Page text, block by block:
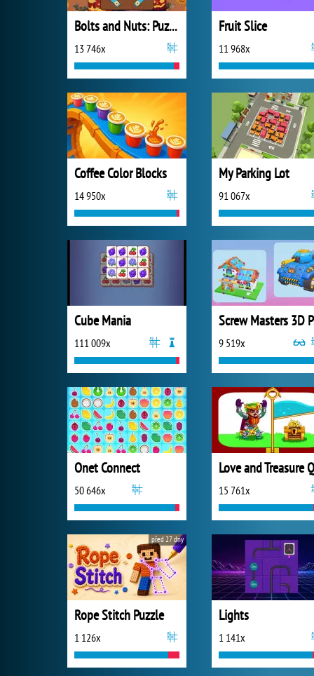
Bolts and Nuts: Puzzle
13 746x
Fruit Slice
11 968x
Coffee Color Blocks
14 950x
My Parking Lot
91 067x
Cube Mania
111 009x 9 519x
Onet Connect
50 646x 15 761x
Rope Stitch Puzzle
1 126x
před 27 dny
Lights
1 141x